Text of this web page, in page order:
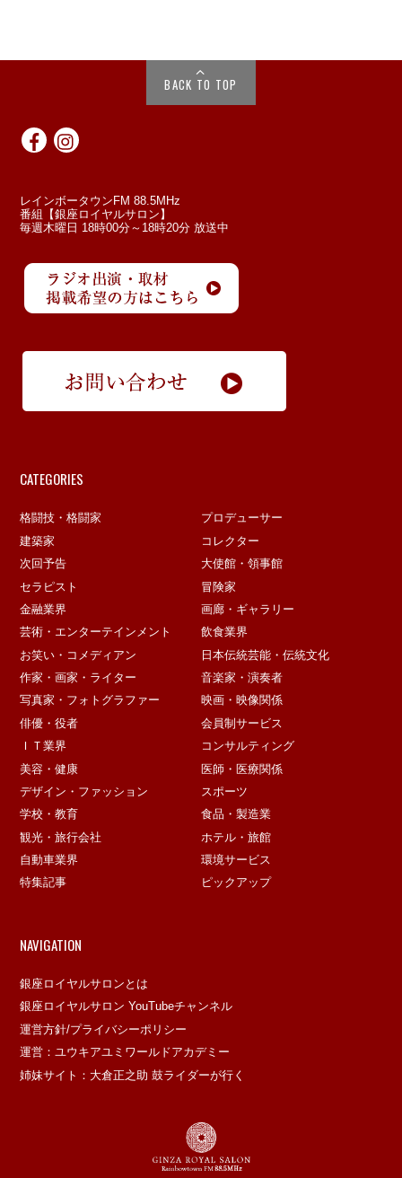
BACK TO TOP
レインボータウンFM 88.5MHz
番組【銀座ロイヤルサロン】
毎週木曜日 18時00分～18時20分 放送中
CATEGORIES
格闘技・格闘家
プロデューサー
建築家
コレクター
次回予告
大使館・領事館
セラピスト
冒険家
金融業界
画廊・ギャラリー
芸術・エンターテインメント
飲食業界
お笑い・コメディアン
日本伝統芸能・伝統文化
作家・画家・ライター
音楽家・演奏者
写真家・フォトグラファー
映画・映像関係
俳優・役者
会員制サービス
ＩＴ業界
コンサルティング
美容・健康
医師・医療関係
デザイン・ファッション
スポーツ
学校・教育
食品・製造業
観光・旅行会社
ホテル・旅館
自動車業界
環境サービス
特集記事
ピックアップ
NAVIGATION
銀座ロイヤルサロンとは
銀座ロイヤルサロン YouTubeチャンネル
運営方針/プライバシーポリシー
運営：ユウキアユミワールドアカデミー
姉妹サイト：大倉正之助 鼓ライダーが行く